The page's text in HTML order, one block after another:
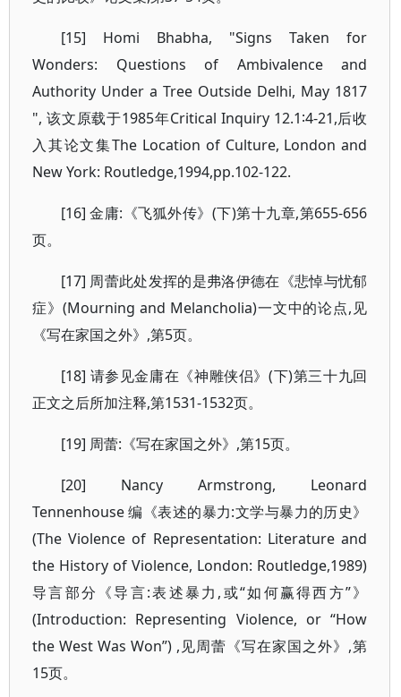
[15] Homi Bhabha, "Signs Taken for
Wonders: Questions of Ambivalence and
Authority Under a Tree Outside Delhi, May 1817
", 该文原载于1985年Critical Inquiry 12.1∶4-21,后收
入其论文集The Location of Culture, London and
New York: Routledge,1994,pp.102-122.
[16] 金庸:《飞狐外传》(下)第十九章,第655-656
页。
[17] 周蕾此处发挥的是弗洛伊德在《悲悼与忧郁
症》(Mourning and Melancholia)一文中的论点,见
《写在家国之外》,第5页。
[18] 请参见金庸在《神雕侠侣》(下)第三十九回
正文之后所加注释,第1531-1532页。
[19] 周蕾:《写在家国之外》,第15页。
[20] Nancy Armstrong, Leonard
Tennenhouse 编《表述的暴力:文学与暴力的历史》
(The Violence of Representation: Literature and
the History of Violence, London: Routledge,1989)
导言部分《导言:表述暴力,或“如何赢得西方”》
(Introduction: Representing Violence, or “How
the West Was Won”) ,见周蕾《写在家国之外》,第
15页。